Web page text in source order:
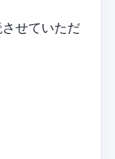
せていただ